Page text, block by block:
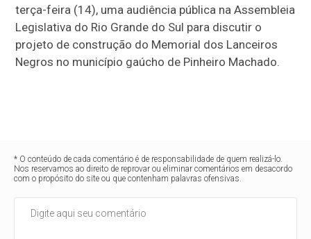
terça-feira (14), uma audiência pública na Assembleia
Legislativa do Rio Grande do Sul para discutir o
projeto de construção do Memorial dos Lanceiros
Negros no município gaúcho de Pinheiro Machado.
* O conteúdo de cada comentário é de responsabilidade de quem realizá-lo.
Nos reservamos ao direito de reprovar ou eliminar comentários em desacordo
com o propósito do site ou que contenham palavras ofensivas.